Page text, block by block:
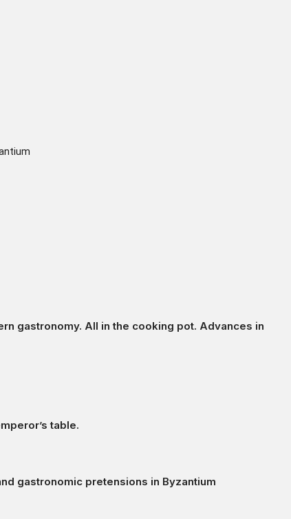
gastronomy. All in the cooking pot. Advances in
table.
gastronomic pretensions in Byzantium